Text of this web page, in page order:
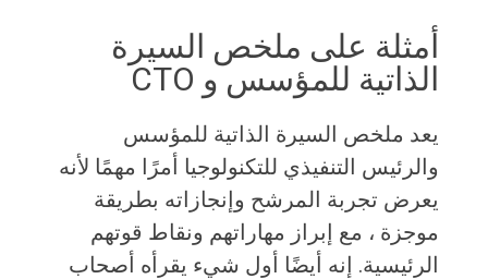
أمثلة على ملخص السيرة
الذاتية للمؤسس و CTO
يعد ملخص السيرة الذاتية للمؤسس
والرئيس التنفيذي للتكنولوجيا أمرًا مهمًا لأنه
يعرض تجربة المرشح وإنجازاته بطريقة
موجزة ، مع إبراز مهاراتهم ونقاط قوتهم
الرئيسية. إنه أيضًا أول شيء يقرأه أصحاب